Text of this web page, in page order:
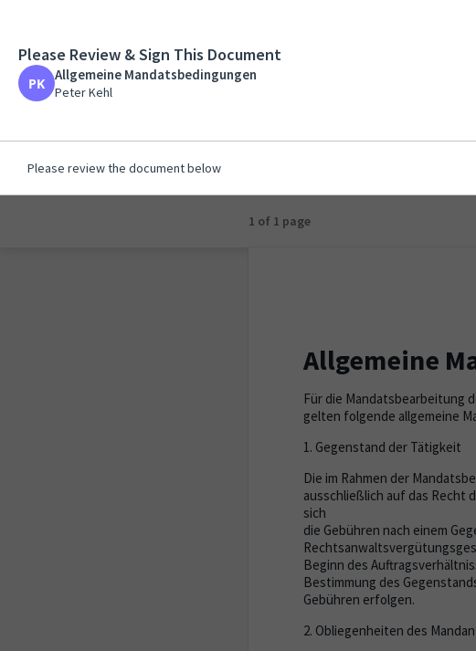
1 of 1 page
Allgemeine
Für die Mandatsbearbeitung
gelten folgende allgemeine
1. Gegenstand der Tätigkeit
Die im Rahmen der
ausschließlich auf das Recht
sich
die Gebühren nach einem
Beginn des
Bestimmung des
Gebühren erfolgen.
2. Obliegenheiten des
Please Review & Sign This Document
Allgemeine Mandatsbedingungen
Peter Kehl
Please review the document below